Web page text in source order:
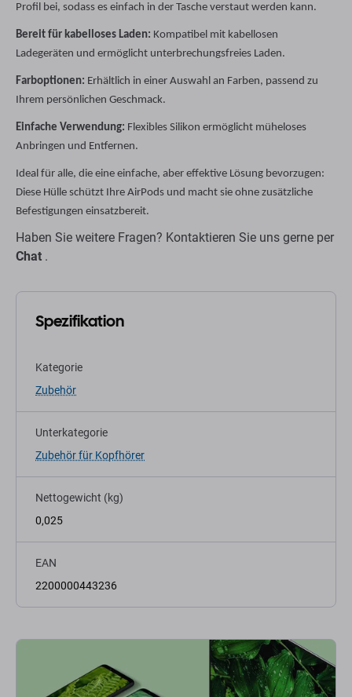
Profil bei, sodass es einfach in der Tasche verstaut werden kann.
Bereit für kabelloses Laden: Kompatibel mit kabellosen
Ladegeräten und ermöglicht unterbrechungsfreies Laden.
Farboptionen: Erhältlich in einer Auswahl an Farben, passend zu
Ihrem persönlichen Geschmack.
Einfache Verwendung: Flexibles Silikon ermöglicht müheloses
Anbringen und Entfernen.
Ideal für alle, die eine einfache, aber effektive Lösung bevorzugen:
Diese Hülle schützt Ihre AirPods und macht sie ohne zusätzliche
Befestigungen einsatzbereit.
Haben Sie weitere Fragen? Kontaktieren Sie uns gerne per
Chat .
Spezifikation
Kategorie
Zubehör
Unterkategorie
Zubehör für Kopfhörer
Nettogewicht (kg)
0,025
EAN
2200000443236